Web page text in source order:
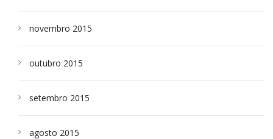
novembro 2015
outubro 2015
setembro 2015
agosto 2015